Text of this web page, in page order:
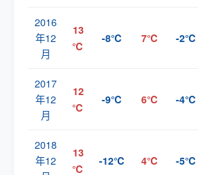
2016
年12
月
13
℃
-8℃ 7℃ -2℃
2017
年12
月
12
℃
-9℃ 6℃ -4℃
2018
年12
13
℃
-12℃ 4℃ -5℃